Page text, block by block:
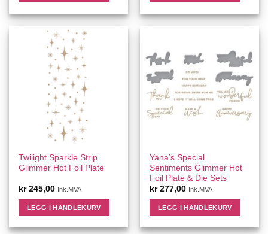
Twilight Sparkle Strip
Glimmer Hot Foil Plate
kr245,00 Ink.MVA
LEGG I HANDLEKURV
Yana’s Special
Sentiments Glimmer Hot
Foil Plate & Die Sets
kr277,00 Ink.MVA
LEGG I HANDLEKURV